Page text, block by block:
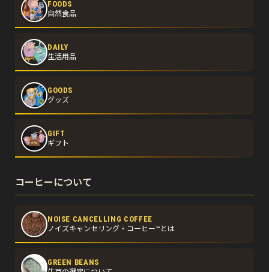
FOODS
自然食品
DAILY
生活用品
GOODS
グッズ
GIFT
ギフト
コーヒーについて
NOISE CANCELLING COFFEE
ノイズキャンセリング・コーヒー™とは
GREEN BEANS